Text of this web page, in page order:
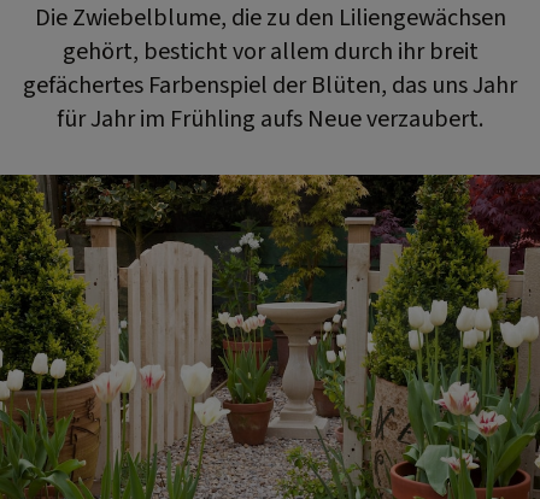
Die Zwiebelblume, die zu den Liliengewächsen
gehört, besticht vor allem durch ihr breit
gefächertes Farbenspiel der Blüten, das uns Jahr
für Jahr im Frühling aufs Neue verzaubert.